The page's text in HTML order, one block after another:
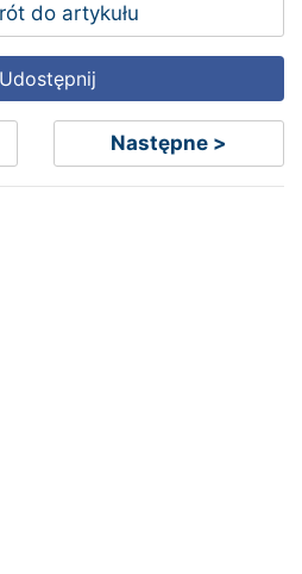
do artykułu
Następne >